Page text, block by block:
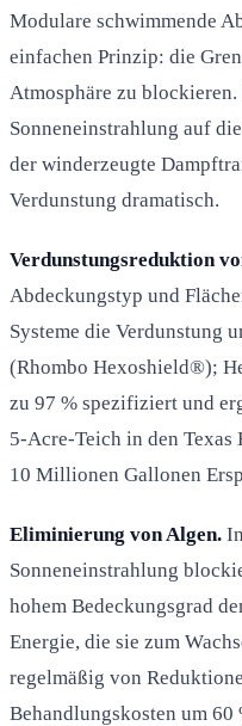
Modulare schwimmende
einfachen Prinzip: die
Atmosphäre zu
Sonneneinstrahlung auf
der winderzeugte
Verdunstung dramatisch.
Verdunstungsreduktion
Abdeckungstyp und
Systeme die Verdunstung
(Rhombo Hexoshield®);
zu 97 % spezifiziert und
5-Acre-Teich in den Texas
10 Millionen Gallonen
Eliminierung von Algen.
Sonneneinstrahlung
hohem Bedeckungsgrad
Energie, die sie zum
regelmäßig von
Behandlungskosten um